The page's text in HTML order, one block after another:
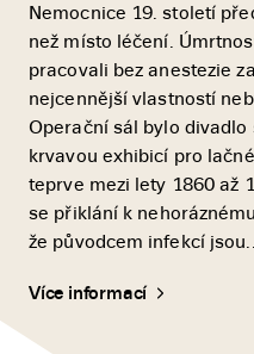
Nemocnice 19. století
než místo léčení.
pracovali bez anestezie
nejcennější vlastností
Operační sál bylo
krvavou exhibicí pro
teprve mezi lety 1860 až
se přiklání k
že původcem infekcí
Více informací